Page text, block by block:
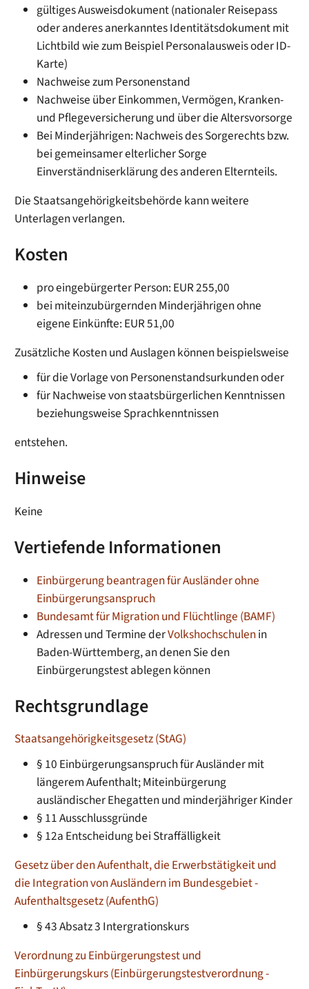
gültiges Ausweisdokument (nationaler Reisepass
oder anderes anerkanntes Identitätsdokument mit
Lichtbild wie zum Beispiel Personalausweis oder ID-
Karte)
Nachweise zum Personenstand
Nachweise über Einkommen, Vermögen, Kranken-
und Pflegeversicherung und über die Altersvorsorge
Bei Minderjährigen: Nachweis des Sorgerechts bzw.
bei gemeinsamer elterlicher Sorge
Einverständniserklärung des anderen Elternteils.
Die Staatsangehörigkeitsbehörde kann weitere
Unterlagen verlangen.
Kosten
pro eingebürgerter Person: EUR 255,00
bei miteinzubürgernden Minderjährigen ohne
eigene Einkünfte: EUR 51,00
Zusätzliche Kosten und Auslagen können beispielsweise
für die Vorlage von Personenstandsurkunden oder
für Nachweise von staatsbürgerlichen Kenntnissen
beziehungsweise Sprachkenntnissen
entstehen.
Hinweise
Keine
Vertiefende Informationen
Einbürgerung beantragen für Ausländer ohne
Einbürgerungsanspruch
Bundesamt für Migration und Flüchtlinge (BAMF)
Adressen und Termine derVolkshochschulenin
Baden-Württemberg, an denen Sie den
Einbürgerungstest ablegen können
Rechtsgrundlage
Staatsangehörigkeitsgesetz (StAG)
§ 10 Einbürgerungsanspruch für Ausländer mit
längerem Aufenthalt; Miteinbürgerung
ausländischer Ehegatten und minderjähriger Kinder
§ 11 Ausschlussgründe
§ 12a Entscheidung bei Straffälligkeit
Gesetz über den Aufenthalt, die Erwerbstätigkeit und
die Integration von Ausländern im Bundesgebiet -
Aufenthaltsgesetz (AufenthG)
§ 43 Absatz 3 Intergrationskurs
Verordnung zu Einbürgerungstest und
Einbürgerungskurs (Einbürgerungstestverordnung -